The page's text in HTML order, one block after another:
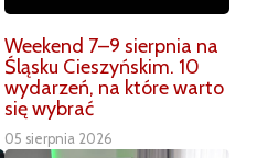
Weekend 7–9 sierpnia na
Śląsku Cieszyńskim. 10
wydarzeń, na które warto
się wybrać
05 sierpnia 2026